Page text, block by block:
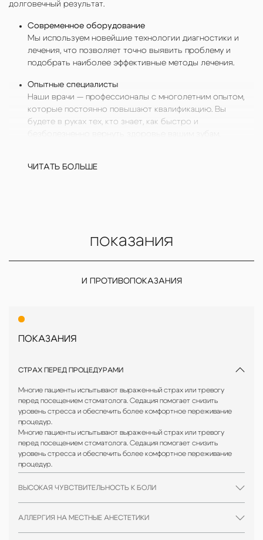
долговечный результат.
Современное оборудование
Мы используем новейшие технологии диагностики и
лечения, что позволяет точно выявить проблему и
подобрать наиболее эффективные методы лечения.
Опытные специалисты
Наши врачи — профессионалы с многолетним опытом,
которые постоянно повышают квалификацию. Вы
будете в руках тех, кто знает, как быстро и
Каждый пациент уникален. Мы разрабатываем
лечения. Современные анестезирующие препараты и
Используем только сертифицированные материалы и
клинике вы получите качественное, безопасное и
своей улыбке на долгие годы.
ЧИТАТЬ БОЛЬШЕ
показания
И ПРОТИВОПОКАЗАНИЯ
ПОКАЗАНИЯ
СТРАХ ПЕРЕД ПРОЦЕДУРАМИ
Многие пациенты испытывают выраженный страх или тревогу
перед посещением стоматолога. Седация помогает снизить
уровень стресса и обеспечить более комфортное переживание
процедур.
Многие пациенты испытывают выраженный страх или тревогу
перед посещением стоматолога. Седация помогает снизить
уровень стресса и обеспечить более комфортное переживание
процедур.
ВЫСОКАЯ ЧУВСТВИТЕЛЬНОСТЬ К БОЛИ
АЛЛЕРГИЯ НА МЕСТНЫЕ АНЕСТЕТИКИ